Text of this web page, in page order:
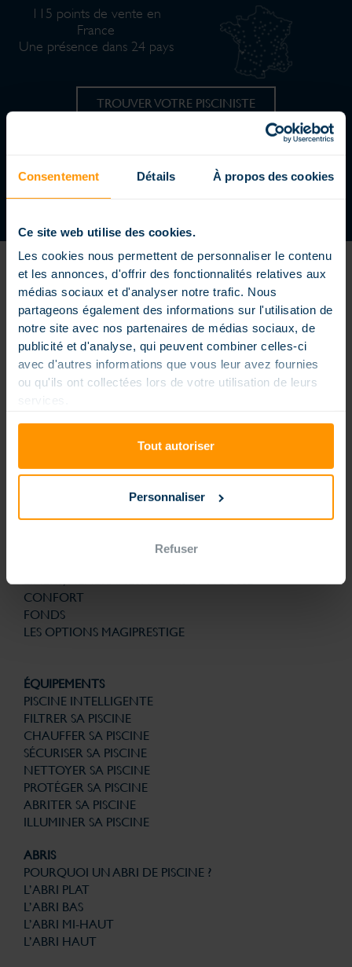
Consentement Détails À propos des cookies
Ce site web utilise des cookies.
Les cookies nous permettent de personnaliser le contenu
et les annonces, d'offrir des fonctionnalités relatives aux
médias sociaux et d'analyser notre trafic. Nous
partageons également des informations sur l'utilisation de
notre site avec nos partenaires de médias sociaux, de
publicité et d'analyse, qui peuvent combiner celles-ci
avec d'autres informations que vous leur avez fournies
ou qu'ils ont collectées lors de votre utilisation de leurs
services.
Tout autoriser
Personnaliser
Refuser
115 points de vente en
France
Une présence dans 24 pays
TROUVER VOTRE PISCINISTE
REJOIGNEZ UN RÉSEAU DYNAMIQUE
Piscine enterrée extérieure ou intérieure, piscine petite dimension
ou extra large, formes carrés, rectangles ou arrondies, piscine à
débordement, couloir de nage… nos piscines sont conçues sur
mesure pour répondre à vos envies et vos contraintes, elles sont
d’automatisme et de gestion connectée sont la garantie de bénéficier
souci permanent de son utilisation au quotidien plus simple. Finies les
CONFORT
FONDS
LES OPTIONS MAGIPRESTIGE
ÉQUIPEMENTS
PISCINE INTELLIGENTE
FILTRER SA PISCINE
CHAUFFER SA PISCINE
SÉCURISER SA PISCINE
NETTOYER SA PISCINE
PROTÉGER SA PISCINE
ABRITER SA PISCINE
ILLUMINER SA PISCINE
ABRIS
POURQUOI UN ABRI DE PISCINE ?
L’ABRI PLAT
L’ABRI BAS
L’ABRI MI-HAUT
L’ABRI HAUT